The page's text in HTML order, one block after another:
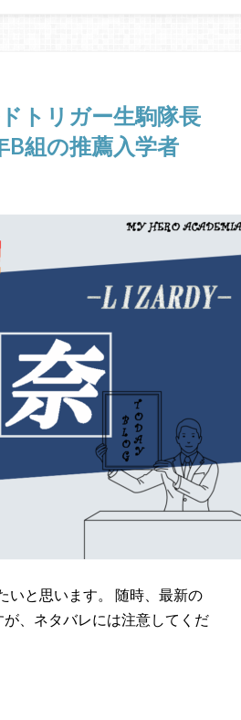
トリガー生駒隊長
B組の推薦入学者
いと思います。 随時、最新の
、ネタバレには注意してくだ